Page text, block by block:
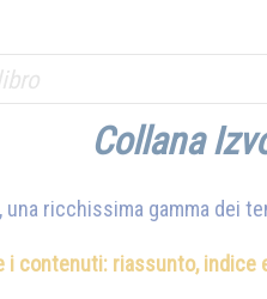
Collana
ricchissima gamma dei
i contenuti: riassunto,